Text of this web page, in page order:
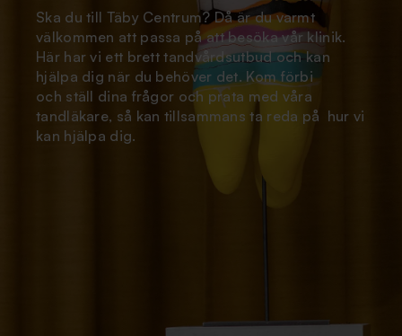
Ska du till Täby Centrum? Då är du varmt
välkommen att passa på att besöka vår klinik.
Här har vi ett brett tandvårdsutbud och kan
hjälpa dig när du behöver det. Kom förbi
och ställ dina frågor och prata med våra
tandläkare, så kan tillsammans ta reda på hur vi
kan hjälpa dig.